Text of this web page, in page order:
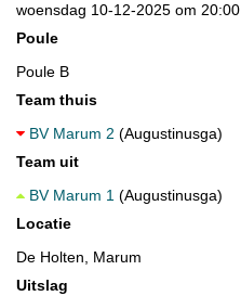
woensdag 10-12-2025 om 20:00
Poule
Poule B
Team thuis
BV Marum 2 (Augustinusga)
Team uit
BV Marum 1 (Augustinusga)
Locatie
De Holten, Marum
Uitslag